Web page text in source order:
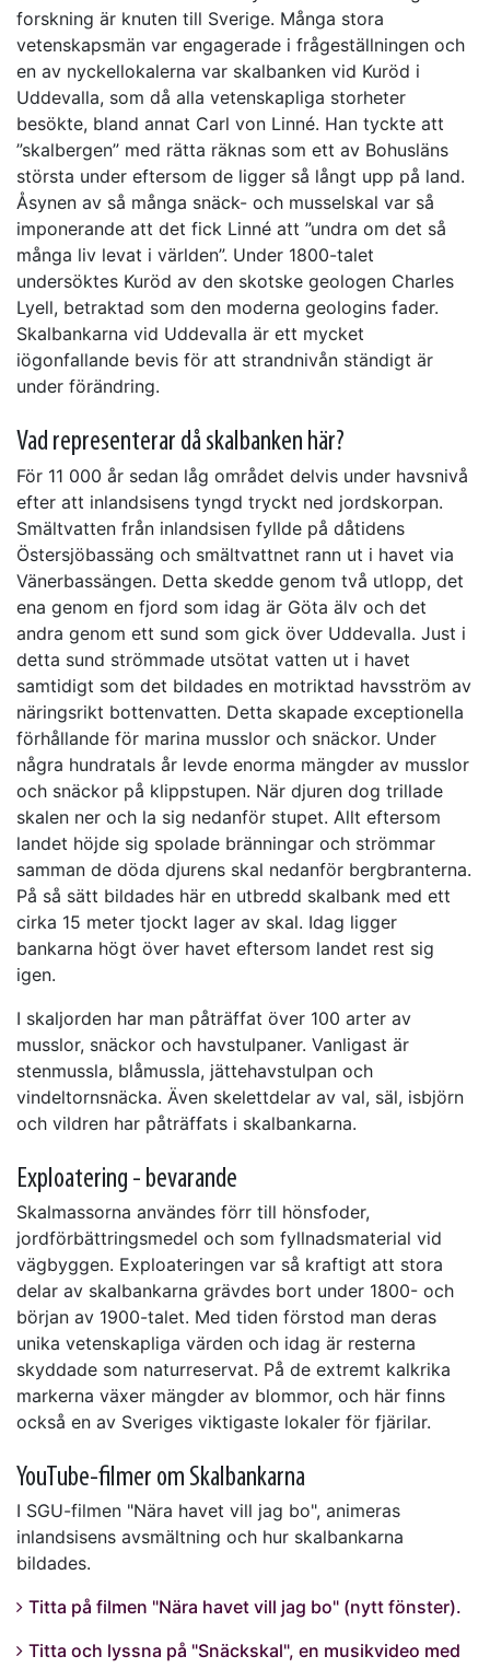
forskning är knuten till Sverige. Många stora
vetenskapsmän var engagerade i frågeställningen och
en av nyckellokalerna var skalbanken vid Kuröd i
Uddevalla, som då alla vetenskapliga storheter
besökte, bland annat Carl von Linné. Han tyckte att
”skalbergen” med rätta räknas som ett av Bohusläns
största under eftersom de ligger så långt upp på land.
Åsynen av så många snäck- och musselskal var så
imponerande att det fick Linné att ”undra om det så
många liv levat i världen”. Under 1800-talet
undersöktes Kuröd av den skotske geologen Charles
Lyell, betraktad som den moderna geologins fader.
Skalbankarna vid Uddevalla är ett mycket
iögonfallande bevis för att strandnivån ständigt är
under förändring.
Vad representerar då skalbanken här?
För 11 000 år sedan låg området delvis under havsnivå
efter att inlandsisens tyngd tryckt ned jordskorpan.
Smältvatten från inlandsisen fyllde på dåtidens
Östersjöbassäng och smältvattnet rann ut i havet via
Vänerbassängen. Detta skedde genom två utlopp, det
ena genom en fjord som idag är Göta älv och det
andra genom ett sund som gick över Uddevalla. Just i
detta sund strömmade utsötat vatten ut i havet
samtidigt som det bildades en motriktad havsström av
näringsrikt bottenvatten. Detta skapade exceptionella
förhållande för marina musslor och snäckor. Under
några hundratals år levde enorma mängder av musslor
och snäckor på klippstupen. När djuren dog trillade
skalen ner och la sig nedanför stupet. Allt eftersom
landet höjde sig spolade bränningar och strömmar
samman de döda djurens skal nedanför bergbranterna.
På så sätt bildades här en utbredd skalbank med ett
cirka 15 meter tjockt lager av skal. Idag ligger
bankarna högt över havet eftersom landet rest sig
igen.
I skaljorden har man påträffat över 100 arter av
musslor, snäckor och havstulpaner. Vanligast är
stenmussla, blåmussla, jättehavstulpan och
vindeltornsnäcka. Även skelettdelar av val, säl, isbjörn
och vildren har påträffats i skalbankarna.
Exploatering - bevarande
Skalmassorna användes förr till hönsfoder,
jordförbättringsmedel och som fyllnadsmaterial vid
vägbyggen. Exploateringen var så kraftigt att stora
delar av skalbankarna grävdes bort under 1800- och
början av 1900-talet. Med tiden förstod man deras
unika vetenskapliga värden och idag är resterna
skyddade som naturreservat. På de extremt kalkrika
markerna växer mängder av blommor, och här finns
också en av Sveriges viktigaste lokaler för fjärilar.
YouTube-filmer om Skalbankarna
I SGU-filmen "Nära havet vill jag bo", animeras
inlandsisens avsmältning och hur skalbankarna
bildades.
Titta på filmen "Nära havet vill jag bo" (nytt fönster).
Titta och lyssna på "Snäckskal", en musikvideo med